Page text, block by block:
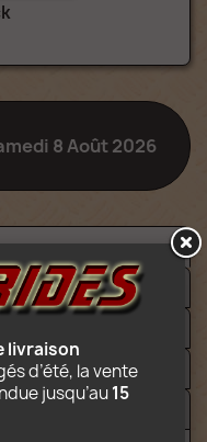
8 Août 2026
livraison
d’été, la vente
jusqu’au 15